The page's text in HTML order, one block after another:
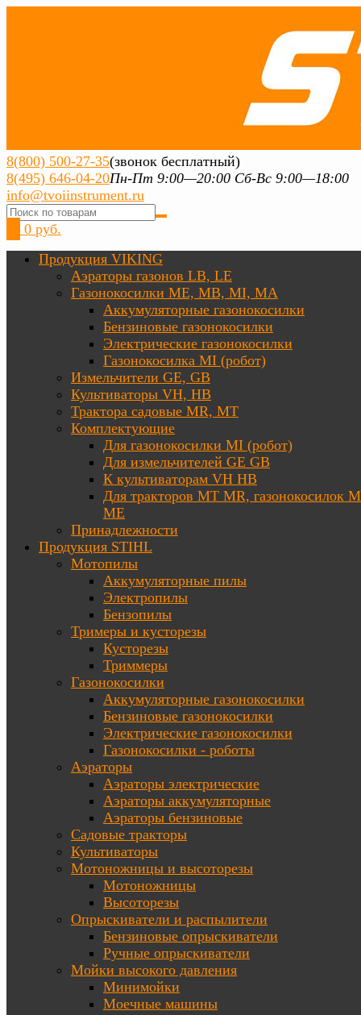
8(800) 500-27-35(звонок бесплатный)
8(495) 646-04-20Пн-Пт 9:00—20:00 Сб-Вс 9:00—18:00
info@tvoiinstrument.ru
0 руб.
Продукция VIKING
Аэраторы газонов LB, LE
Газонокосилки ME, MB, MI, MA
Аккумуляторные газонокосилки
Бензиновые газонокосилки
Электрические газонокосилки
Газонокосилка MI (робот)
Измельчители GE, GB
Культиваторы VH, HB
Трактора садовые MR, MT
Комплектующие
Для газонокосилки MI (робот)
Для измельчителей GE GB
К культиваторам VH HB
Для тракторов МТ MR, газонокосилок
ME
Принадлежности
Продукция STIHL
Мотопилы
Аккумуляторные пилы
Электропилы
Бензопилы
Тримеры и кусторезы
Кусторезы
Триммеры
Газонокосилки
Аккумуляторные газонокосилки
Бензиновые газонокосилки
Электрические газонокосилки
Газонокосилки - роботы
Аэраторы
Аэраторы электрические
Аэраторы аккумуляторные
Аэраторы бензиновые
Садовые тракторы
Культиваторы
Мотоножницы и высоторезы
Мотоножницы
Высоторезы
Опрыскиватели и распылители
Бензиновые опрыскиватели
Ручные опрыскиватели
Мойки высокого давления
Минимойки
Моечные машины